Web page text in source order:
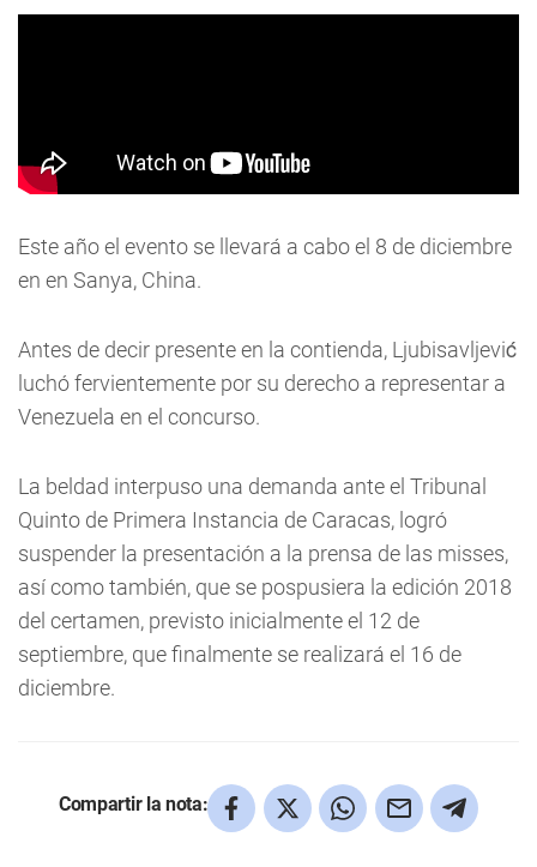
Este año el evento se llevará a cabo el 8 de diciembre
en en Sanya, China.
Antes de decir presente en la contienda, Ljubisavljević
luchó fervientemente por su derecho a representar a
Venezuela en el concurso.
La beldad interpuso una demanda ante el Tribunal
Quinto de Primera Instancia de Caracas, logró
suspender la presentación a la prensa de las misses,
así como también, que se pospusiera la edición 2018
del certamen, previsto inicialmente el 12 de
septiembre, que finalmente se realizará el 16 de
diciembre.
Compartir la nota: